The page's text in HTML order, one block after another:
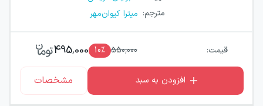
مترجم: میترا کیوان‌مهر
قیمت: 550,000
10٪ 495,000
افزودن به سبد مشخصات